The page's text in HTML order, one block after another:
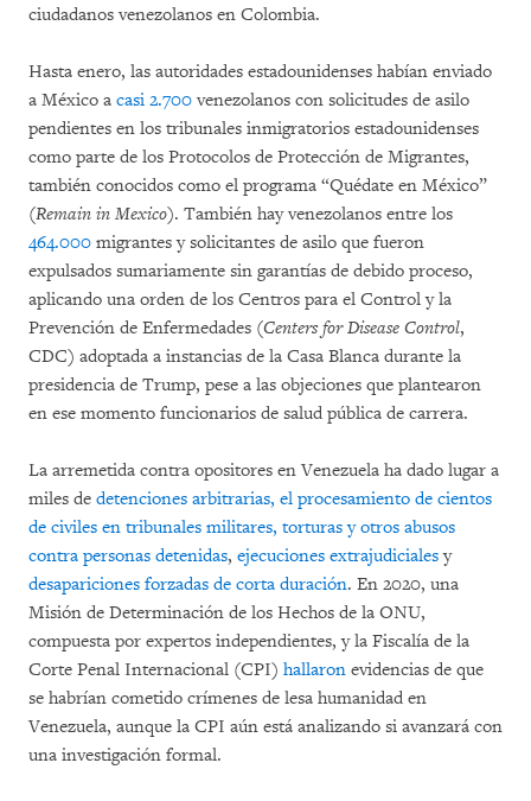
ciudadanos venezolanos en Colombia.
Hasta enero, las autoridades estadounidenses habían enviado
a México a casi 2.700venezolanos con solicitudes de asilo
pendientes en los tribunales inmigratorios estadounidenses
como parte de los Protocolos de Protección de Migrantes,
también conocidos como el programa “Quédate en México”
(Remain in Mexico). También hay venezolanos entre los
464.000 migrantes y solicitantes de asilo que fueron
expulsados sumariamente sin garantías de debido proceso,
aplicando una orden de los Centros para el Control y la
Prevención de Enfermedades (Centers for Disease Control,
CDC) adoptada a instancias de la Casa Blanca durante la
presidencia de Trump, pese a las objeciones que plantearon
en ese momento funcionarios de salud pública de carrera.
La arremetida contra opositores en Venezuela ha dado lugar a
miles de detenciones arbitrarias, el procesamiento de cientos
de civiles en tribunales militares, torturas y otros abusos
contra personas detenidas, ejecuciones extrajudicialesy
desapariciones forzadas de corta duración. En 2020, una
Misión de Determinación de los Hechos de la ONU,
compuesta por expertos independientes, y la Fiscalía de la
Corte Penal Internacional (CPI) hallaron evidencias de que
se habrían cometido crímenes de lesa humanidad en
Venezuela, aunque la CPI aún está analizando si avanzará con
una investigación formal.